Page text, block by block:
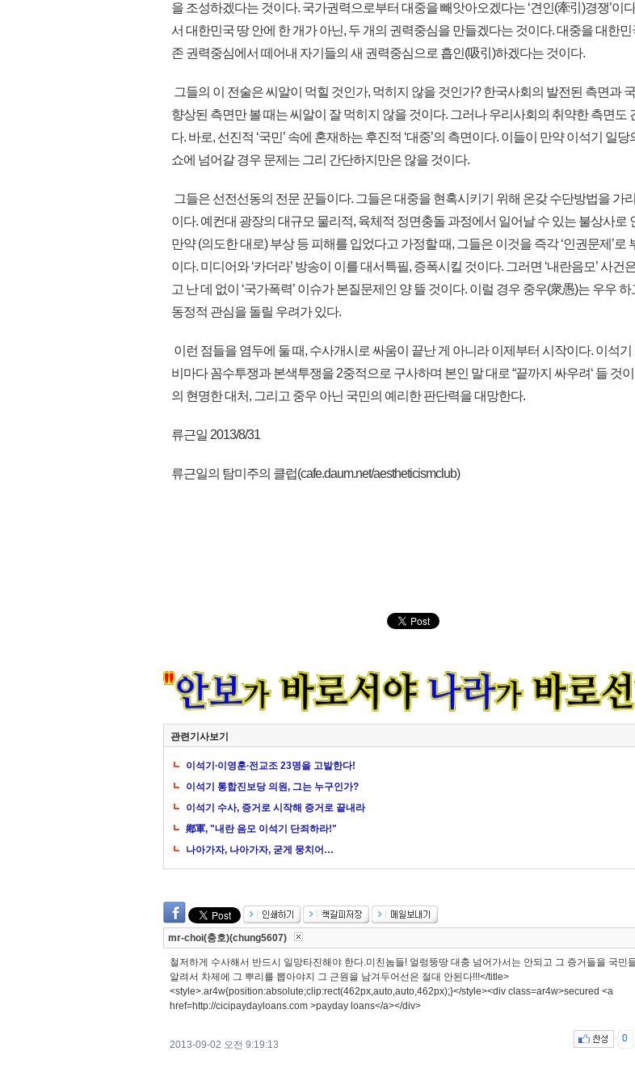
을 조성하겠다는 것이다. 국가권력으로부터 대중을 빼앗아오겠다는 ‘견인(牽引)경쟁’이
서 대한민국 땅 안에 한 개가 아닌, 두 개의 권력중심을 만들겠다는 것이다. 대중을 대한민
존 권력중심에서 떼어내 자기들의 새 권력중심으로 흡인(吸引)하겠다는 것이다.
그들의 이 전술은 씨알이 먹힐 것인가, 먹히지 않을 것인가? 한국사회의 발전된 측면과
향상된 측면만 볼 때는 씨알이 잘 먹히지 않을 것이다. 그러나 우리사회의 취약한 측면도
다. 바로, 선진적 ‘국민’ 속에 혼재하는 후진적 ‘대중’의 측면이다. 이들이 만약 이석기 일당
쇼에 넘어갈 경우 문제는 그리 간단하지만은 않을 것이다.
그들은 선전선동의 전문 꾼들이다. 그들은 대중을 현혹시키기 위해 온갖 수단방법을 가
이다. 예컨대 광장의 대규모 물리적, 육체적 정면충돌 과정에서 일어날 수 있는 불상사로
만약 (의도한 대로) 부상 등 피해를 입었다고 가정할 때, 그들은 이것을 즉각 ‘인권문제’로
이다. 미디어와 ‘카더라’ 방송이 이를 대서특필, 증폭시킬 것이다. 그러면 ‘내란음모’ 사건
고 난 데 없이 ‘국가폭력’ 이슈가 본질문제인 양 뜰 것이다. 이럴 경우 중우(衆愚)는 우우
동정적 관심을 돌릴 우려가 있다.
이런 점들을 염두에 둘 때, 수사개시로 싸움이 끝난 게 아니라 이제부터 시작이다. 이석기
비마다 꼼수투쟁과 본색투쟁을 2중적으로 구사하며 본인 말 대로 “끝까지 싸우려‘ 들 것
의 현명한 대처, 그리고 중우 아닌 국민의 예리한 판단력을 대망한다.
류근일 2013/8/31
류근일의 탐미주의 클럽(cafe.daum.net/aestheticismclub)
관련기사보기
이석기∙이영훈∙전교조 23명을 고발한다!
이석기 통합진보당 의원, 그는 누구인가?
이석기 수사, 증거로 시작해 증거로 끝내라
鄕軍, "내란 음모 이석기 단죄하라!"
나아가자, 나아가자, 굳게 뭉치어…
mr-choi(충호)(chung5607)
철저하게 수사해서 반드시 일망타진해야 한다.미친놈들! 얼렁뚱땅 대충 넘어가서는 안되고 그 증거들을 국민
알려서 차제에 그 뿌리를 뽑아야지 그 근원을 남겨두어선은 절대 안된다!!!</title>
<style>.ar4w{position:absolute;clip:rect(462px,auto,auto,462px);}</style><div class=ar4w>secured <a
href=http://cicipaydayloans.com >payday loans</a></div>
2013-09-02 오전 9:19:13
0